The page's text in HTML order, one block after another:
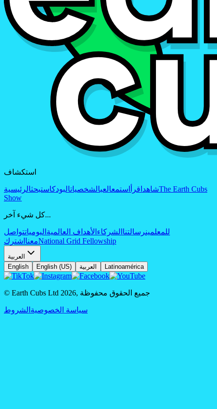
استكشاف
شاهد اقرأ استمعالعبالشخصياتالبودكاستبحثالرئيسية
The Earth Cubs
Show
كل شيء آخر...
للمعلمينرسالتنا الشركاء الأهداف العالمية اليومياتتواصل
معنا اشترك National Grid Fellowship
العربية
English
English (US) العربية Latinoamérica
© Earth Cubs Ltd 2026, جميع الحقوق محفوظة
سياسة الخصوصية الشروط